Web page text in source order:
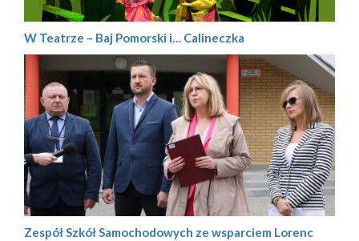
W Teatrze – Baj Pomorski i… Calineczka
Zespół Szkół Samochodowych ze wsparciem Lorenc